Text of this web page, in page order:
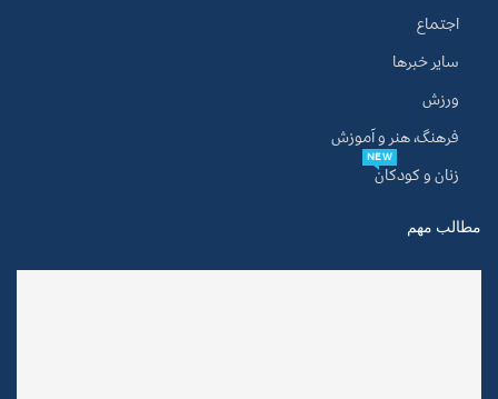
اجتماع
سایر خبرها
ورزش
فرهنگ، هنر و آموزش
زنان و کودکان
NEW
مطالب مهم